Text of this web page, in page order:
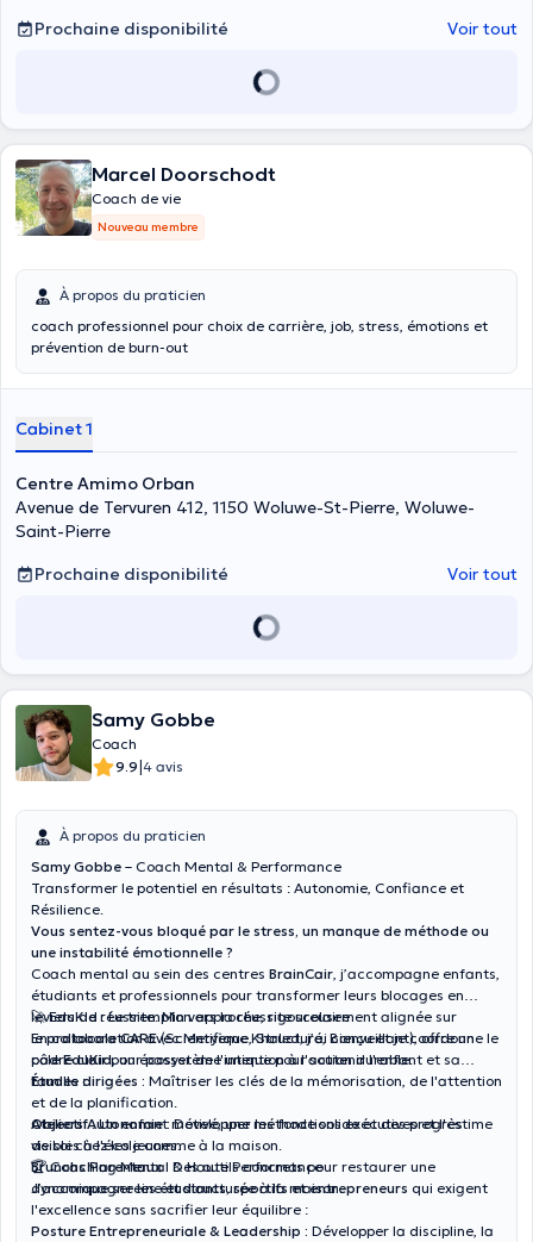
Prochaine disponibilité
Voir tout
Marcel Doorschodt
Coach de vie
Nouveau membre
À propos du praticien
coach professionnel pour choix de carrière, job, stress, émotions et
prévention de burn-out
Cabinet 1
Centre Amimo Orban
Avenue de Tervuren 412, 1150 Woluwe-St-Pierre, Woluwe-
Saint-Pierre
Prochaine disponibilité
Voir tout
Samy Gobbe
Coach
9.9|4 avis
À propos du praticien
Samy Gobbe – Coach Mental & Performance
Transformer le potentiel en résultats : Autonomie, Confiance et
Résilience.
Vous sentez-vous bloqué par le stress, un manque de méthode ou
une instabilité émotionnelle ?
Coach mental au sein des centres BrainCair, j’accompagne enfants,
étudiants et professionnels pour transformer leurs blocages en
leviers de réussite. Mon approche, rigoureusement alignée sur
leprotocole CARE(Scientifique, Structuré, Bienveillant), offre un
cadre clair pour passer de l'intention à l'action durable.
🚀 EduKid : Le tremplin vers la réussite scolaire
En collaboration avec Meryeme Khaled, j’ai conçu et je coordonne le
pôleEduKid, un écosystème unique pour soutenir l'enfant et sa
famille :
Études dirigées : Maîtriser les clés de la mémorisation, de l'attention
et de la planification.
Ateliers Autonomie :Développer les fonctions exécutives et l'estime
de soi chez les jeunes.
Brunchs Parentaux : Des outils concrets pour restaurer une
dynamique sereine et structurée à la maison.
Objectif :Un enfant motivé, une méthode solide et des progrès
visibles à l'école comme à la maison.
🏆 Coaching Mental & Haute Performance
J’accompagne lesétudiants, sportifs et entrepreneurs qui exigent
l'excellence sans sacrifier leur équilibre :
Posture Entrepreneuriale & Leadership : Développer la discipline, la